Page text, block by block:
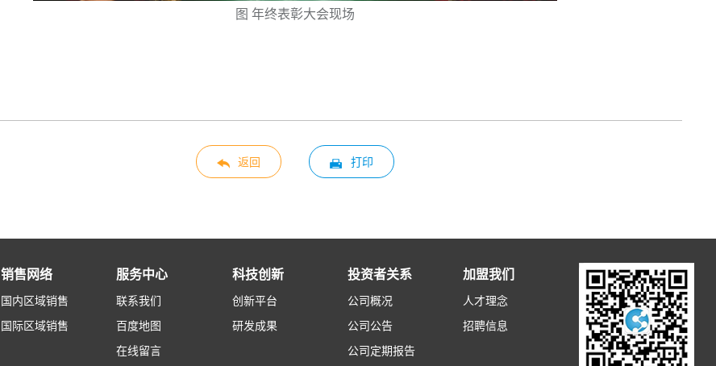
图 年终表彰大会现场
返回 打印
销售网络
国内区域销售
国际区域销售
服务中心
联系我们
百度地图
在线留言
科技创新
创新平台
研发成果
投资者关系
公司概况
公司公告
公司定期报告
加盟我们
人才理念
招聘信息